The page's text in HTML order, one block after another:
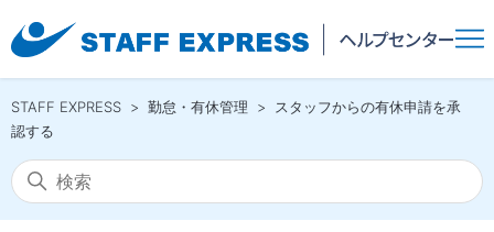
STAFF EXPRESS 勤怠・有休管理
スタッフからの有休申請を承
認する